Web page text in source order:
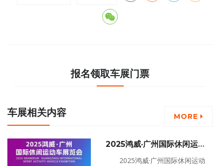
报名领取车展门票
车展相关内容 MORE
2025鸿威·广州国际休闲运动
车展览会
2025鸿威·广州国际休闲运动